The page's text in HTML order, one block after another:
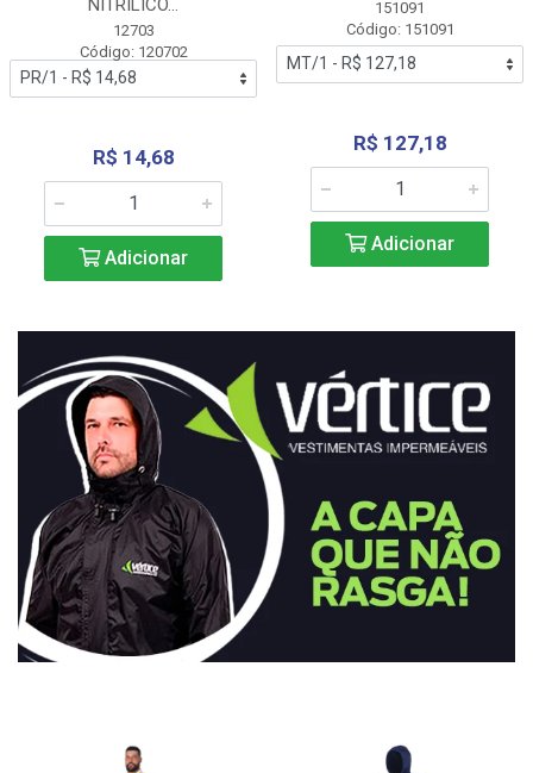
NITRÍLICO...
12703
Código: 120702
R$ 14,68
Adicionar
151091
Código: 151091
R$ 127,18
Adicionar